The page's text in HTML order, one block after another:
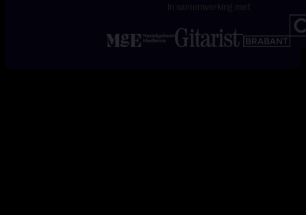
In samenwerking met